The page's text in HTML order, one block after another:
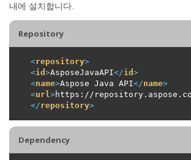
내에 설치합니다.
Repository
<repository>
<id >AsposeJavaAPI</id >
<name>Aspose Java API</name>
<url >https://
</repository>
Dependency